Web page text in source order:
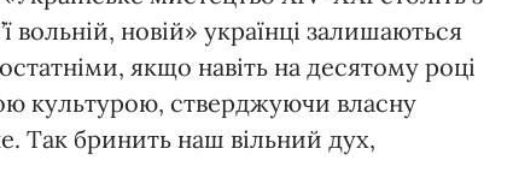
вольній, новій» українці залишаються
якщо навіть на десятому році
культурою, стверджуючи власну
Так бринить наш вільний дух,